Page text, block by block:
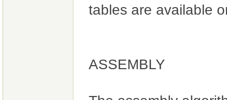
tables are available
ASSEMBLY